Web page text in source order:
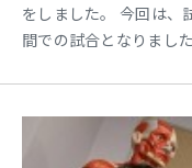
をしました。 今回は
間での試合となりまし
り上がります(^^♪ あら
す～♪♪♪ クラスの中